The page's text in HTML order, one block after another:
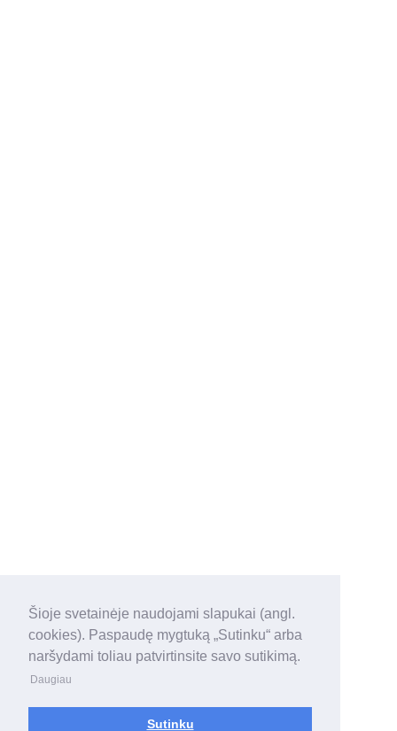
Šioje svetainėje naudojami slapukai (angl.
cookies). Paspaudę mygtuką „Sutinku“ arba
naršydami toliau patvirtinsite savo sutikimą.
Daugiau
Sutinku